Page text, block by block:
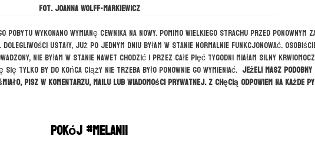
fot. Joanna Wolff-Markiewicz
wykonano wymianę cewnika na nowy. Pomimo wielkiego strachu przed ponownym
ustały, już po jednym dniu byłam w stanie normalnie funkcjonować.
nie byłam w stanie nawet chodzić i przez całe pięć tygodni miałam silny
się tylko by do końca ciąży nie trzeba było ponownie go wymieniać. Jeżeli masz podobny
pisz w komentarzu, mailu lub wiadomości prywatnej. Z chęcią odpowiem na każde
Pokój #Melanii